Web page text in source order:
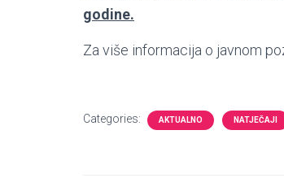
godine.
Za više informacija o javnom
Categories: AKTUALNO NATJEČAJI